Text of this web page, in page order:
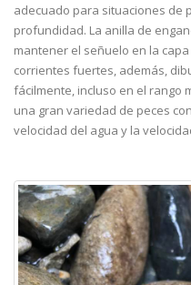
adecuado para situaciones de
profundidad. La anilla de
mantener el señuelo en la
corrientes fuertes, además,
fácilmente, incluso en el rango
una gran variedad de peces
velocidad del agua y la